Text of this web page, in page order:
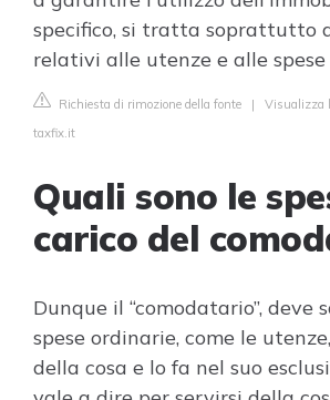
specifico, si tratta soprattutto
relativi alle utenze e alle
Richiesta di rimozione della fonte | Visualizza
taxfix.it
Quali sono le
carico del
Dunque il “comodatario”, deve
spese ordinarie, come le
della cosa e lo fa nel suo